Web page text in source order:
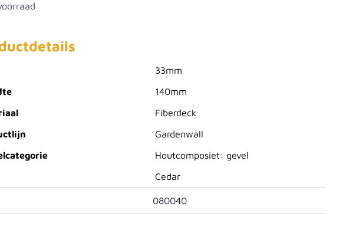
33mm
140mm
Fiberdeck
Gardenwall
Houtcomposiet: gevel
Cedar
080040